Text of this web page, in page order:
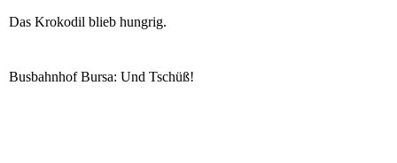
Das Krokodil blieb hungrig.
Busbahnhof Bursa: Und Tschüß!